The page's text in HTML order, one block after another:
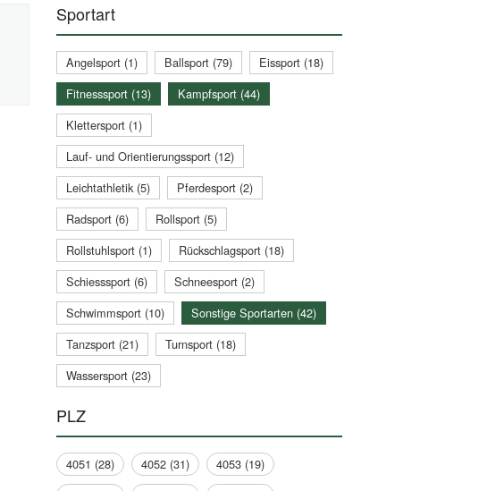
Sportart
Angelsport (1) Ballsport (79)
Eissport (18)
Fitnesssport (13)
Kampfsport (44)
Klettersport (1)
Lauf- und Orientierungssport (12)
Leichtathletik (5)
Pferdesport (2)
Radsport (6)
Rollsport (5)
Rollstuhlsport (1)
Rückschlagsport (18)
Schiesssport (6)
Schneesport (2)
Schwimmsport (10)
Sonstige Sportarten (42)
Tanzsport (21)
Turnsport (18)
Wassersport (23)
PLZ
4051 (28) 4052 (31)
4053 (19)